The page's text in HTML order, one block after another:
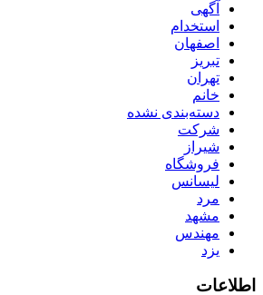
آگهی
استخدام
اصفهان
تبریز
تهران
خانم
دسته‌بندی نشده
شرکت
شیراز
فروشگاه
لیسانس
مرد
مشهد
مهندس
یزد
اطلاعات